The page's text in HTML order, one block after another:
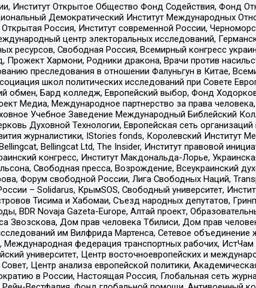
Институт Открытое Общество Фонд Содействия, Фонд
Демократический Институт Международных
Россия, Институт современной России,
центр электоральных исследований,
Свободная Россия, Всемирный конгресс
Хармони, Родники дракона, Врачи против
преследования в отношении Фалуньгун в Китае,
школ политических исследований при Совете
обмен, Бард колледж, Европейский выбор, Фонд
Медиа, Международное партнерство за права человека,
Учебное Заведение Международный Библейский
Духовной Технологии, Европейская сеть
журналистики, IStories fonds, Королевский
Bellingcat Ltd, The Insider, Институт правовой
конгресс, Институт Макдональда-Лорье,
Свободная пресса, Возрождение, Всеукраинский
Форум свободной России, Лига Свободных Наций,
– Solidarus, КрымSOS, Свободный университет,
Тисима и Хабомаи, Съезд народных депутатов,
BDR Novaja Gazeta-Europe, Алтай проект,
Звозскова, Дом прав человека Тбилиси, Дом прав
им Вилфрида Мартенса, Сетевое
Международная федерация транспортных рабочих,
университет, Центр восточноевропейских и
Центр анализа европейской политики,
в России, Настоящая Россия, Глобальная сеть